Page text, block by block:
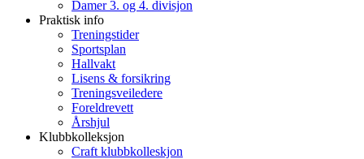
Damer 3. og 4. divisjon
Praktisk info
Treningstider
Sportsplan
Hallvakt
Lisens & forsikring
Treningsveiledere
Foreldrevett
Årshjul
Klubbkolleksjon
Craft klubbkolleskjon